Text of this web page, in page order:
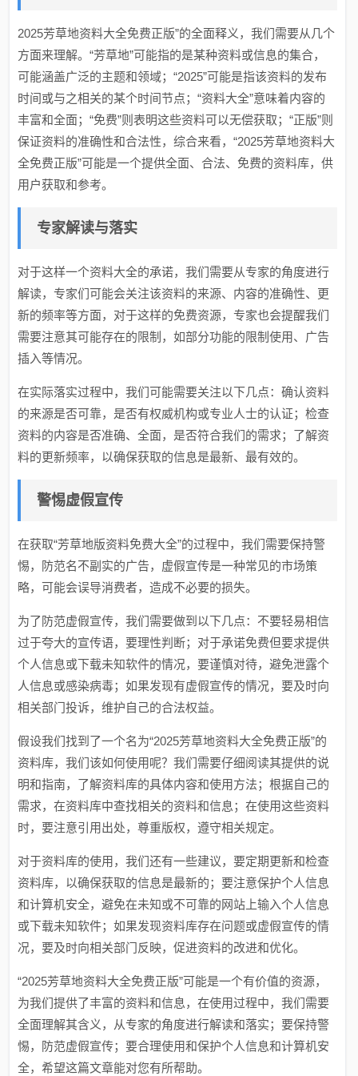
2025芳草地资料大全免费正版”的全面释义，我们需要从几个
方面来理解。“芳草地”可能指的是某种资料或信息的集合，
可能涵盖广泛的主题和领域；“2025”可能是指该资料的发布
时间或与之相关的某个时间节点；“资料大全”意味着内容的
丰富和全面；“免费”则表明这些资料可以无偿获取；“正版”则
保证资料的准确性和合法性，综合来看，“2025芳草地资料大
全免费正版”可能是一个提供全面、合法、免费的资料库，供
用户获取和参考。
专家解读与落实
对于这样一个资料大全的承诺，我们需要从专家的角度进行
解读，专家们可能会关注该资料的来源、内容的准确性、更
新的频率等方面，对于这样的免费资源，专家也会提醒我们
需要注意其可能存在的限制，如部分功能的限制使用、广告
插入等情况。
在实际落实过程中，我们可能需要关注以下几点：确认资料
的来源是否可靠，是否有权威机构或专业人士的认证；检查
资料的内容是否准确、全面，是否符合我们的需求；了解资
料的更新频率，以确保获取的信息是最新、最有效的。
警惕虚假宣传
在获取“芳草地版资料免费大全”的过程中，我们需要保持警
惕，防范名不副实的广告，虚假宣传是一种常见的市场策
略，可能会误导消费者，造成不必要的损失。
为了防范虚假宣传，我们需要做到以下几点：不要轻易相信
过于夸大的宣传语，要理性判断；对于承诺免费但要求提供
个人信息或下载未知软件的情况，要谨慎对待，避免泄露个
人信息或感染病毒；如果发现有虚假宣传的情况，要及时向
相关部门投诉，维护自己的合法权益。
假设我们找到了一个名为“2025芳草地资料大全免费正版”的
资料库，我们该如何使用呢？我们需要仔细阅读其提供的说
明和指南，了解资料库的具体内容和使用方法；根据自己的
需求，在资料库中查找相关的资料和信息；在使用这些资料
时，要注意引用出处，尊重版权，遵守相关规定。
对于资料库的使用，我们还有一些建议，要定期更新和检查
资料库，以确保获取的信息是最新的；要注意保护个人信息
和计算机安全，避免在未知或不可靠的网站上输入个人信息
或下载未知软件；如果发现资料库存在问题或虚假宣传的情
况，要及时向相关部门反映，促进资料的改进和优化。
“2025芳草地资料大全免费正版”可能是一个有价值的资源，
为我们提供了丰富的资料和信息，在使用过程中，我们需要
全面理解其含义，从专家的角度进行解读和落实；要保持警
惕，防范虚假宣传；要合理使用和保护个人信息和计算机安
全，希望这篇文章能对您有所帮助。